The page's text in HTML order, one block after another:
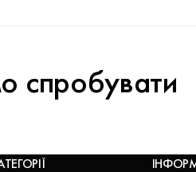
спробувати